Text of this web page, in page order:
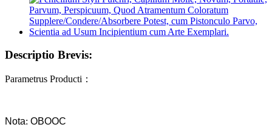
Descriptio Brevis:
Parametrus Producti ：
Nota: OBOOC